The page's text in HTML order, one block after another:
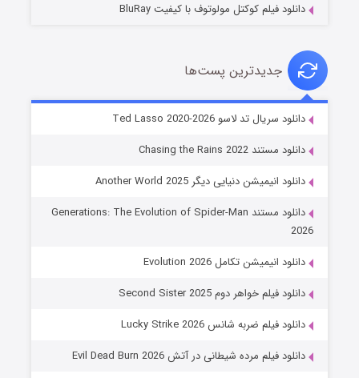
خاندان اژدها فصل ۳
جادوگری در مغولستان
دانلود فیلم کوکتل مولوتوف با کیفیت BluRay
جدیدترین پست‌ها
دانلود سریال تد لاسو Ted Lasso 2020-2026
دانلود مستند Chasing the Rains 2022
دانلود انیمیشن دنیایی دیگر Another World 2025
دانلود مستند Generations: The Evolution of Spider-Man
2026
دانلود انیمیشن تکامل Evolution 2026
دانلود فیلم خواهر دوم Second Sister 2025
دانلود فیلم ضربه شانس Lucky Strike 2026
دانلود فیلم مرده شیطانی در آتش Evil Dead Burn 2026